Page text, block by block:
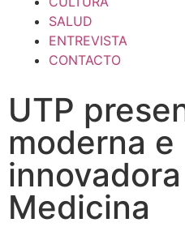
SALUD
ENTREVISTA
CONTACTO
UTP
moderna e
Medicina